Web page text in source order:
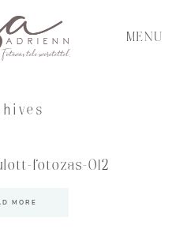
MENU
fotozas-012
MORE